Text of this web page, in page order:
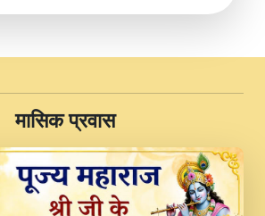
Ji Maharaj.mp3
AAP BULAVE by Rasik
19 Sankirtan At VEER JI
CHANNEL.mp3
Tera Bhawan Sajaya Mata
​मासिक प्रवास